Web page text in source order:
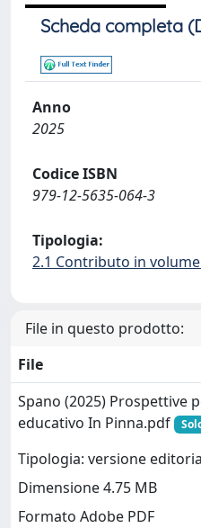
Scheda completa
Anno
2025
Codice ISBN
979-12-5635-064-3
Tipologia:
2.1 Contributo in
File in questo prodotto:
File
Spano (2025) Prospettive
educativo In Pinna.pdf
Tipologia: versione
Dimensione 4.75 MB
Formato Adobe PDF